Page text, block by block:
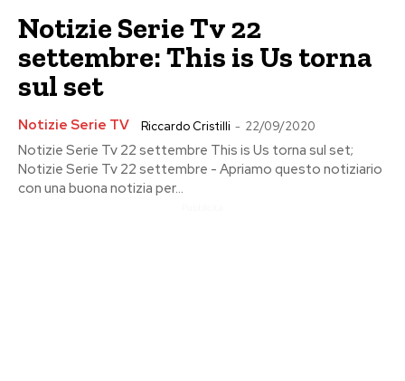
Notizie Serie Tv 22
settembre: This is Us torna
sul set
Notizie Serie TV Riccardo Cristilli - 22/09/2020
Notizie Serie Tv 22 settembre This is Us torna sul set;
Notizie Serie Tv 22 settembre - Apriamo questo notiziario
con una buona notizia per...